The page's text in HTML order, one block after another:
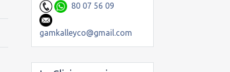
80 07 56 09
gamkalleyco@gmail.com